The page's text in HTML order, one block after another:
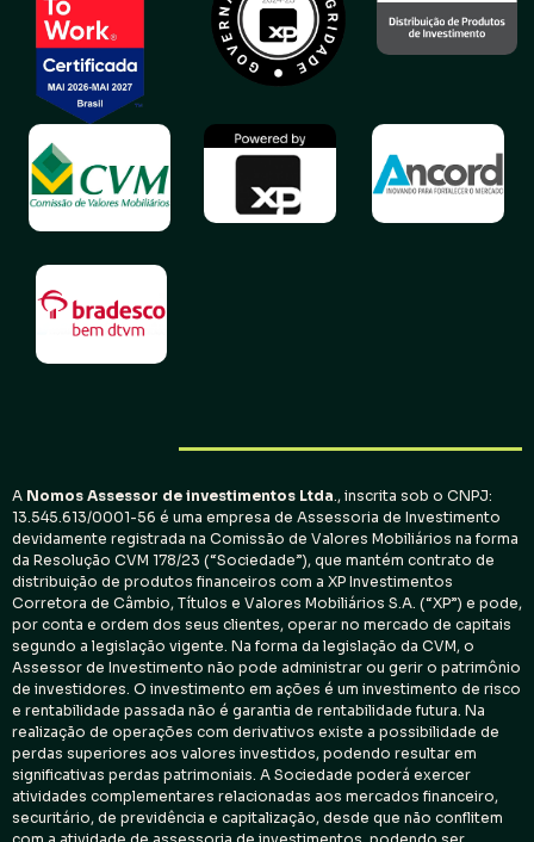
A Nomos Assessor de investimentos Ltda., inscrita sob o CNPJ:
13.545.613/0001-56 é uma empresa de Assessoria de Investimento
devidamente registrada na Comissão de Valores Mobiliários na forma
da Resolução CVM 178/23 (“Sociedade”), que mantém contrato de
distribuição de produtos financeiros com a XP Investimentos
Corretora de Câmbio, Títulos e Valores Mobiliários S.A. (“XP”) e pode,
por conta e ordem dos seus clientes, operar no mercado de capitais
segundo a legislação vigente. Na forma da legislação da CVM, o
Assessor de Investimento não pode administrar ou gerir o patrimônio
de investidores. O investimento em ações é um investimento de risco
e rentabilidade passada não é garantia de rentabilidade futura. Na
realização de operações com derivativos existe a possibilidade de
perdas superiores aos valores investidos, podendo resultar em
significativas perdas patrimoniais. A Sociedade poderá exercer
atividades complementares relacionadas aos mercados financeiro,
securitário, de previdência e capitalização, desde que não conflitem